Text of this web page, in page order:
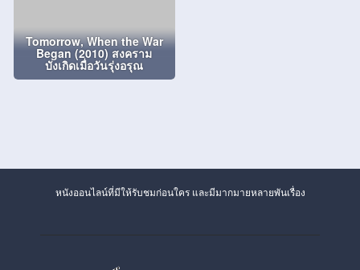
Tomorrow, When the War
Began (2010) สงคราม
บังเกิดเมื่อวันรุ่งอรุณ
หนังออนไลน์ที่มีให้รับชมก่อนใคร และมีมากมายหลายพันเรื่อง